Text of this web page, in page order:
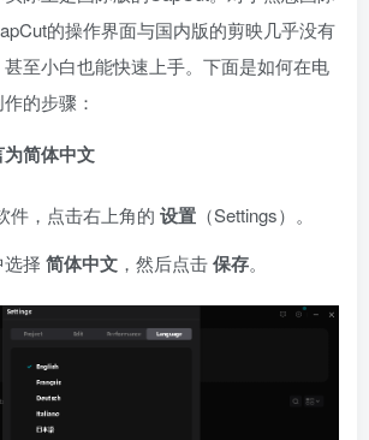
的操作界面与国内版的剪映几乎没有
至小白也能快速上手。下面是如何在电
的步骤：
简体中文
件，点击右上角的 设置 （Settings）。
择 简体中文 ，然后点击保存。